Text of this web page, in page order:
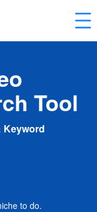
Tool
Keyword
to do.